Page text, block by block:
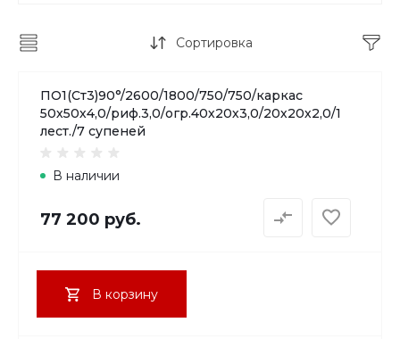
Сортировка
ПО1(Ст3)90°/2600/1800/750/750/каркас
50х50х4,0/риф.3,0/огр.40х20х3,0/20х20х2,0/1
лест./7 супеней
В наличии
77 200 руб.
В корзину